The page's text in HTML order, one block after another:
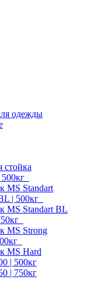
одежды
стойка
MS Standart
| 500кг
MS Standart BL
MS Strong
MS Hard
| 500кг
| 750кг